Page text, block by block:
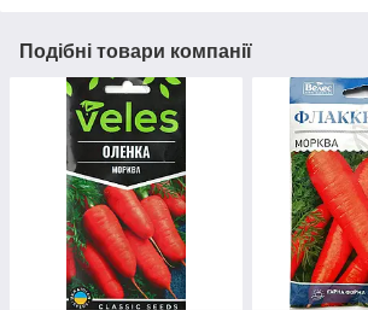
Подібні товари компанії